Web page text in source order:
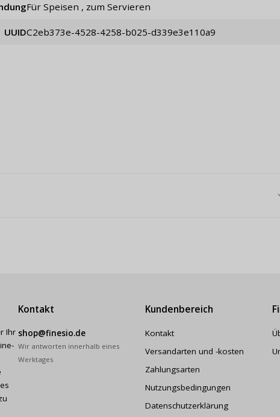
für Speisen , zum Servieren
UUID c2eb373e-4528-4258-b025-d339e3e110a9
Ihr
Kontakt
shop@finesio.de
Wir antworten innerhalb eines
Werktages
Kundenbereich
Kontakt
Versandarten und -kosten
Zahlungsarten
Nutzungsbedingungen
Datenschutzerklärung